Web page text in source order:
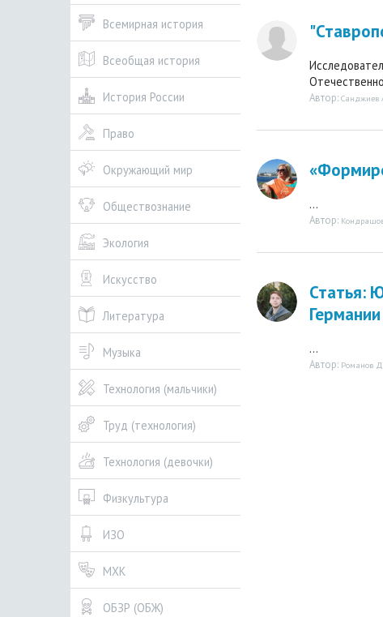
Всемирная история
Всеобщая история
История России
Право
Окружающий мир
Обществознание
Экология
Искусство
Литература
Музыка
Технология (мальчики)
Труд (технология)
Технология (девочки)
Физкультура
ИЗО
МХК
ОБЗР (ОБЖ)
Автор: Санджиев
...
Автор:
Статья:
...
Автор: Романов